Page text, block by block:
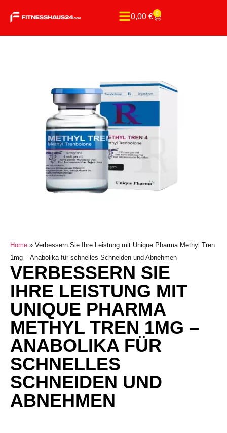
0,00 € 0
Home » Verbessern Sie Ihre Leistung mit Unique Pharma Methyl Tren
1mg – Anabolika für schnelles Schneiden und Abnehmen
VERBESSERN SIE
IHRE LEISTUNG MIT
UNIQUE PHARMA
METHYL TREN 1MG –
ANABOLIKA FÜR
SCHNELLES
SCHNEIDEN UND
ABNEHMEN